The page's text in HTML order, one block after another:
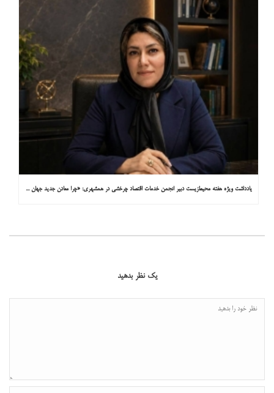
یادداشت ویژه هفته محیط‌زیست دبیر انجمن خدمات اقتصاد چرخشی در همشهری: «چرا معادن جدید جهان زیر زمین نیستند؟»
یک نظر بدهید